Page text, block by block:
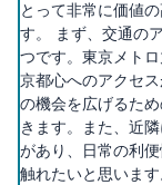
とって非常に価値
す。 まず、交通の
つです。東京メト
京都心へのアクセ
の機会を広げるた
きます。また、近
があり、日常の利
触れたいと思いま